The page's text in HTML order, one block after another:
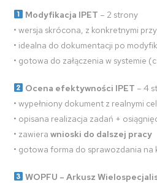
Modyfikacja IPET – 2 strony
• wersja skrócona, z konkretnymi
• idealna do dokumentacji po
• gotowa do załączenia w systemie
Ocena efektywności IPET – 4
• wypełniony dokument z realnymi
• opisana realizacja zadań +
• zawierawnioski do dalszej pracy
• gotowa forma do sprawozdania
WOPFU – Arkusz